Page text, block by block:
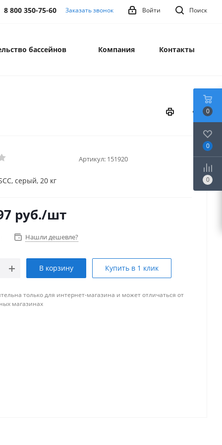
Поиск
Войти
8 800 350-75-60 Заказать звонок
бассейнов Компания Контакты
Артикул: 151920
серый, 20 кг
руб./шт
Нашли дешевле?
В корзину Купить в 1 клик
только для интернет-магазина и может отличаться от
магазинах
0
0
0